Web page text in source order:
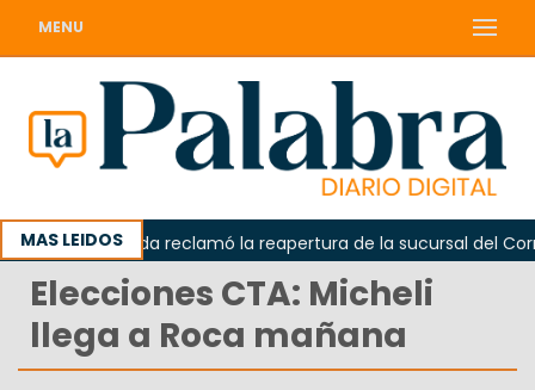
MENU
MAS LEIDOS
Odarda reclamó la reapertura de la sucursal del Correo
Elecciones CTA: Micheli
llega a Roca mañana